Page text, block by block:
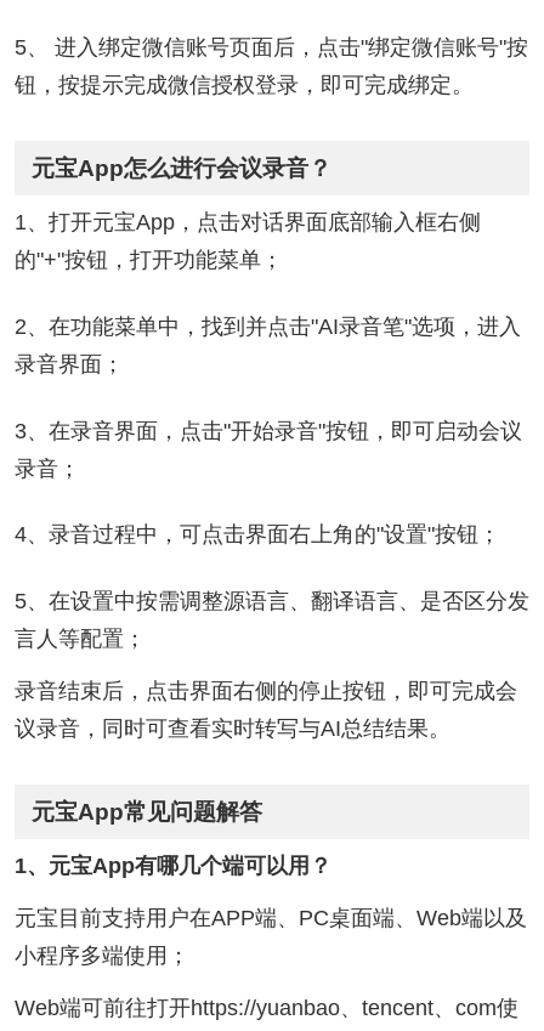
5、 进入绑定微信账号页面后，点击"绑定微信账号"按
钮，按提示完成微信授权登录，即可完成绑定。
元宝App怎么进行会议录音？
1、打开元宝App，点击对话界面底部输入框右侧
的"+"按钮，打开功能菜单；
2、在功能菜单中，找到并点击"AI录音笔"选项，进入
录音界面；
3、在录音界面，点击"开始录音"按钮，即可启动会议
录音；
4、录音过程中，可点击界面右上角的"设置"按钮；
5、在设置中按需调整源语言、翻译语言、是否区分发
言人等配置；
录音结束后，点击界面右侧的停止按钮，即可完成会
议录音，同时可查看实时转写与AI总结结果。
元宝App常见问题解答
1、元宝App有哪几个端可以用？
元宝目前支持用户在APP端、PC桌面端、Web端以及
小程序多端使用；
Web端可前往打开https://yuanbao、tencent、com使